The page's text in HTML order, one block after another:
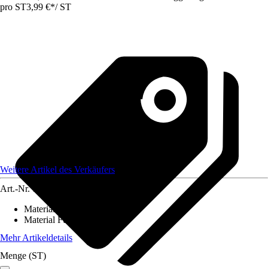
pro ST3,99 €*/ ST
Weitere Artikel des Verkäufers
Art.-Nr. 12584032
Material Bezug
Material Füllung
Mehr Artikeldetails
Menge (ST)